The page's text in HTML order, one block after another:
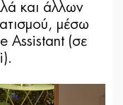
και άλλων
μέσω
Assistant (σε